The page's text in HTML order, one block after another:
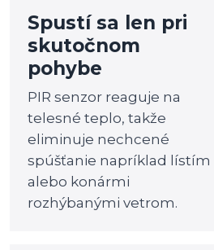
Spustí sa len pri
skutočnom
pohybe
PIR senzor reaguje na
telesné teplo, takže
eliminuje nechcené
spúšťanie napríklad lístím
alebo konármi
rozhýbanými vetrom.